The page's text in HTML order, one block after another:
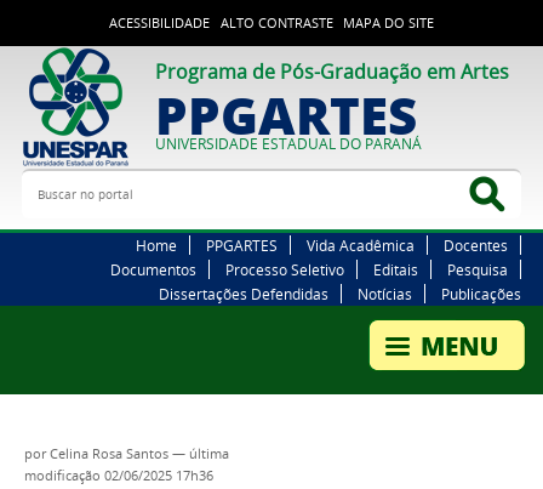
ACESSIBILIDADE ALTO CONTRASTE MAPA DO SITE
Programa de Pós-Graduação em Artes
PPGARTES
UNIVERSIDADE ESTADUAL DO PARANÁ
Buscar no portal
Home PPGARTES Vida Acadêmica
Docentes
Documentos
Processo Seletivo Editais
Pesquisa
Dissertações Defendidas
Notícias Publicações
porCelina Rosa Santos — última
modificação 02/06/2025 17h36